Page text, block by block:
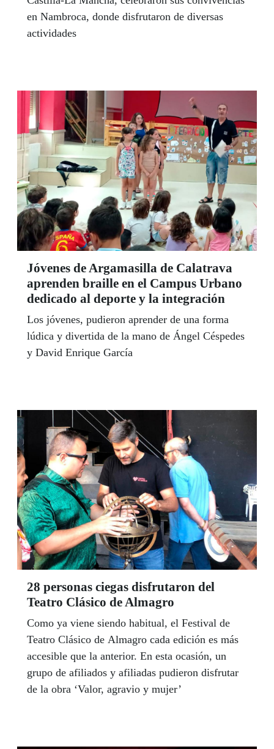
en Nambroca, donde disfrutaron de diversas
actividades
Jóvenes de Argamasilla de Calatrava
aprenden braille en el Campus Urbano
dedicado al deporte y la integración
Los jóvenes, pudieron aprender de una forma
lúdica y divertida de la mano de Ángel Céspedes
y David Enrique García
28 personas ciegas disfrutaron del
Teatro Clásico de Almagro
Como ya viene siendo habitual, el Festival de
Teatro Clásico de Almagro cada edición es más
accesible que la anterior. En esta ocasión, un
grupo de afiliados y afiliadas pudieron disfrutar
de la obra ‘Valor, agravio y mujer’